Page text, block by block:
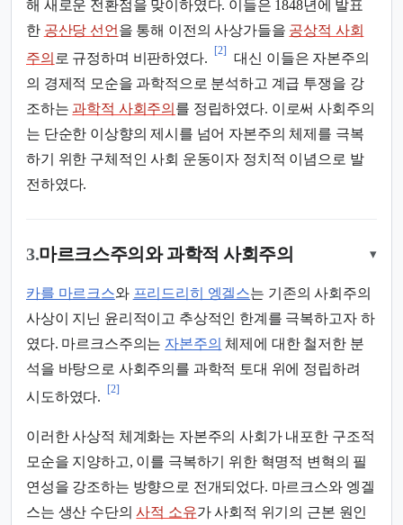
해 새로운 전환점을 맞이하였다. 이들은 1848년에 발표
한 공산당 선언 을 통해 이전의 사상가들을 공상적 사회
주의 로 규정하며 비판하였다.
[2]
대신 이들은 자본주의
의 경제적 모순을 과학적으로 분석하고 계급 투쟁을 강
조하는 과학적 사회주의 를 정립하였다. 이로써 사회주의
는 단순한 이상향의 제시를 넘어 자본주의 체제를 극복
하기 위한 구체적인 사회 운동이자 정치적 이념으로 발
전하였다.
3.마르크스주의와 과학적 사회주의 ▾
카를 마르크스와 프리드리히 엥겔스는 기존의 사회주의
사상이 지닌 윤리적이고 추상적인 한계를 극복하고자 하
였다. 마르크스주의는 자본주의 체제에 대한 철저한 분
석을 바탕으로 사회주의를 과학적 토대 위에 정립하려
시도하였다.
[2]
이러한 사상적 체계화는 자본주의 사회가 내포한 구조적
모순을 지양하고, 이를 극복하기 위한 혁명적 변혁의 필
연성을 강조하는 방향으로 전개되었다. 마르크스와 엥겔
스는 생산 수단의사적 소유가 사회적 위기의 근본 원인